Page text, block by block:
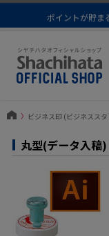
ポイントが貯ま
メール便1,500円
あなたに最
〉 ビジネス印 (ビジネスス
丸型(データ入稿)